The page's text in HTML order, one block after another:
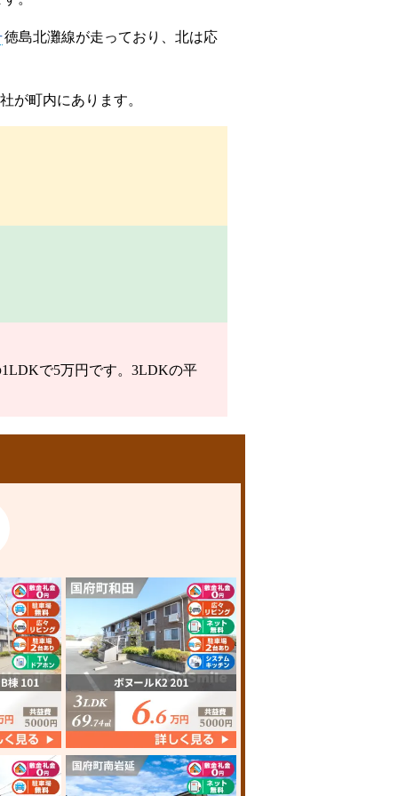
徳島北灘線が走っており、北は応
が町内にあります。
で5万円です。3LDKの平